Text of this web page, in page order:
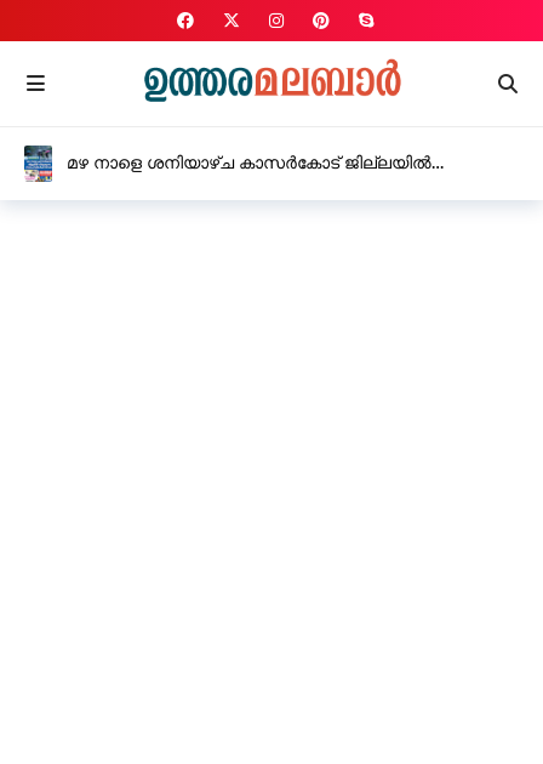
മഴ നാളെ ശനിയാഴ്ച കാസർകോട് ജില്ലയിൽ